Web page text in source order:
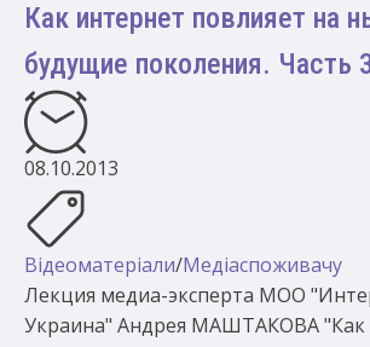
Как интернет повлияет на
будущие поколения. Часть
08.10.2013
Відеоматеріали/Медіаспоживачу
Лекция медиа-эксперта МОО
Украина" Андрея МАШТАКОВА "Как